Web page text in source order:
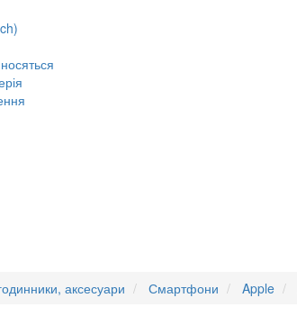
аксесуари Смартфони Apple